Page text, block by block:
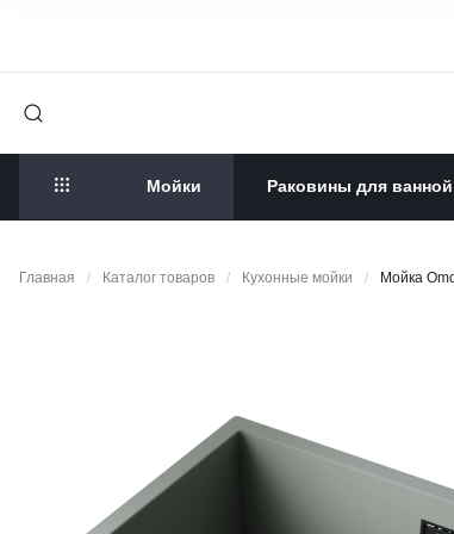
Мойки Раковины для ванной
Главная / Каталог товаров / Кухонные мойки / Мойка